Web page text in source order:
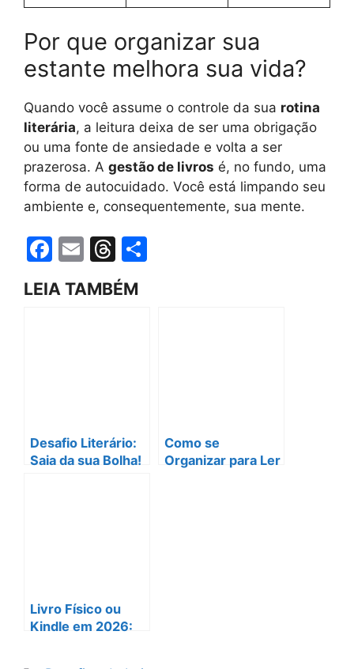
Por que organizar sua
estante melhora sua vida?
Quando você assume o controle da sua rotina
literária, a leitura deixa de ser uma obrigação
ou uma fonte de ansiedade e volta a ser
prazerosa. A gestão de livros é, no fundo, uma
forma de autocuidado. Você está limpando seu
ambiente e, consequentemente, sua mente.
F
a
c
E
m
ai
T
hr
e
LEIA TAMBÉM
Desafio Literário:
Saia da sua Bolha!
Como se
Organizar para Ler
Livro Físico ou
Kindle em 2026: